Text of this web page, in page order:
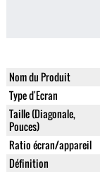
Nom du Produit
Type d'Ecran
Taille (Diagonale,
Pouces)
Ratio écran/appareil
Définition